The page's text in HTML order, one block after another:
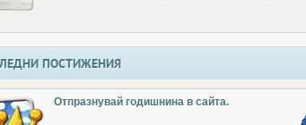
ПОСТИЖЕНИЯ
Отпразнувай годишнина в сайта.